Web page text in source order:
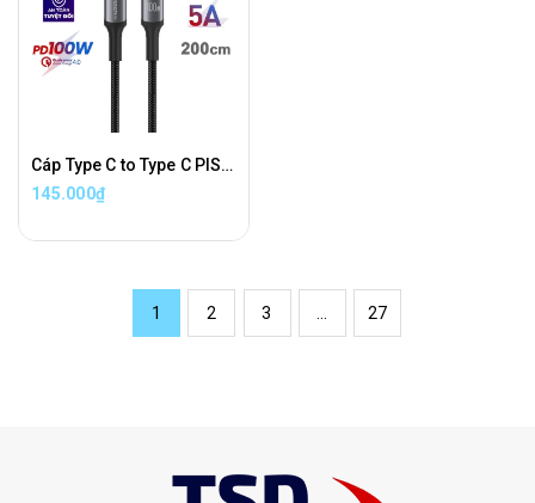
Cáp Type C to Type C PISEN PRO Sạc Nhanh PD 100W Dài 2 Mét Chính Hãng
145.000₫
1 2 3 27